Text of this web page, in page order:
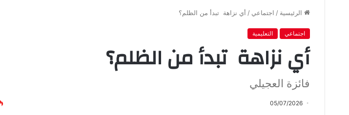
الرئيسية / اجتماعي / أي‭ ‬نزاهة ‭ ‬تبدأ‭ ‬من‭ ‬الظلم؟
اجتماعي التعليمية
أي‭ ‬نزاهة ‭ ‬تبدأ‭ ‬من‭ ‬الظلم؟
فائزة‭ ‬العجيلي‭ ‬
05/07/2026